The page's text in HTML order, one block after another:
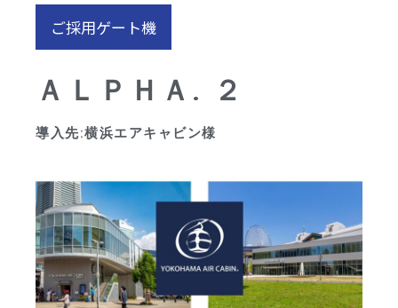
ご採用ゲート機
ＡＬＰＨＡ. ２
導入先:横浜エアキャビン様